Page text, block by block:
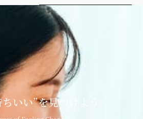
いい”を見つけよう